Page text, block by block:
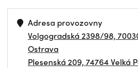
Adresa provozovny
Volgogradská 2398/98,
Ostrava
Plesenská 209, 74764 Velká